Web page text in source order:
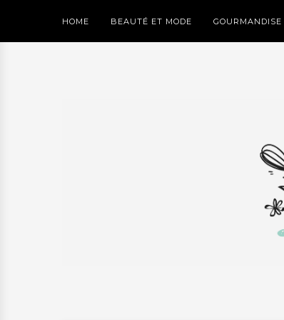
HOME BEAUTÉ ET MODE GOURMANDISE